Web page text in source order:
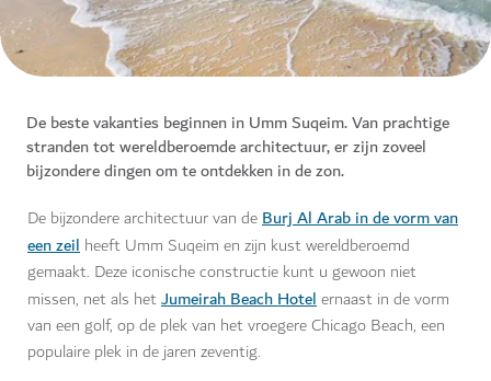
De beste vakanties beginnen in Umm Suqeim. Van prachtige
stranden tot wereldberoemde architectuur, er zijn zoveel
bijzondere dingen om te ontdekken in de zon.
De bijzondere architectuur van deBurj Al Arab in de vorm van
een zeil heeft Umm Suqeim en zijn kust wereldberoemd
gemaakt. Deze iconische constructie kunt u gewoon niet
missen, net als hetJumeirah Beach Hotelernaast in de vorm
van een golf, op de plek van het vroegere Chicago Beach, een
populaire plek in de jaren zeventig.